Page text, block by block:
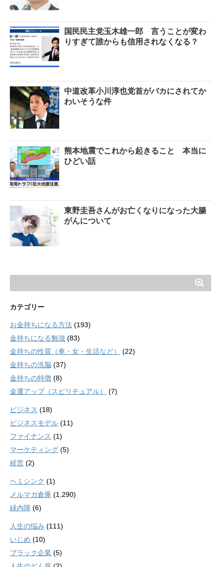
国民民主党玉木雄一郎 言うことが変わ
りすぎて誰からも信用されなくなる？
中道改革小川淳也党首がバカにされてか
わいそうな件
熊本地震でこれから起きること 本当に
ひどい話
東野圭吾さんがお亡くなりになった大腸
がんについて
カテゴリー
お金持ちになる方法 (193)
金持ちになる勉強 (83)
金持ちの性質（車・女・生活など）
(22)
金持ちの洗脳 (37)
金持ちの特徴 (8)
金運アップ（スピリチュアル）
(7)
ビジネス (18)
ビジネスモデル (11)
ファイナンス (1)
マーケティング (5)
経営 (2)
ヘミシンク (1)
メルマガ倉庫 (1,290)
緑内障 (6)
人生の悩み (111)
いじめ (10)
ブラック企業 (5)